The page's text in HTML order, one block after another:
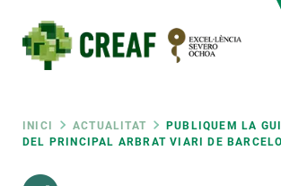
contingut
Fil
INICI ACTUALITAT
PUBLIQUEM LA
DEL PRINCIPAL ARBRAT VIARI DE
RRSS
INTRANET